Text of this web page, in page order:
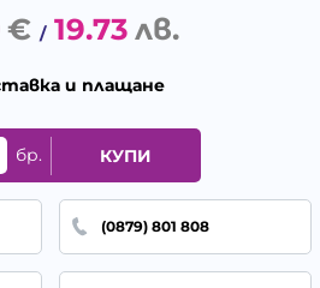
€ / 19.73 лв.
и плащане
бр. КУПИ
(0879) 801 808